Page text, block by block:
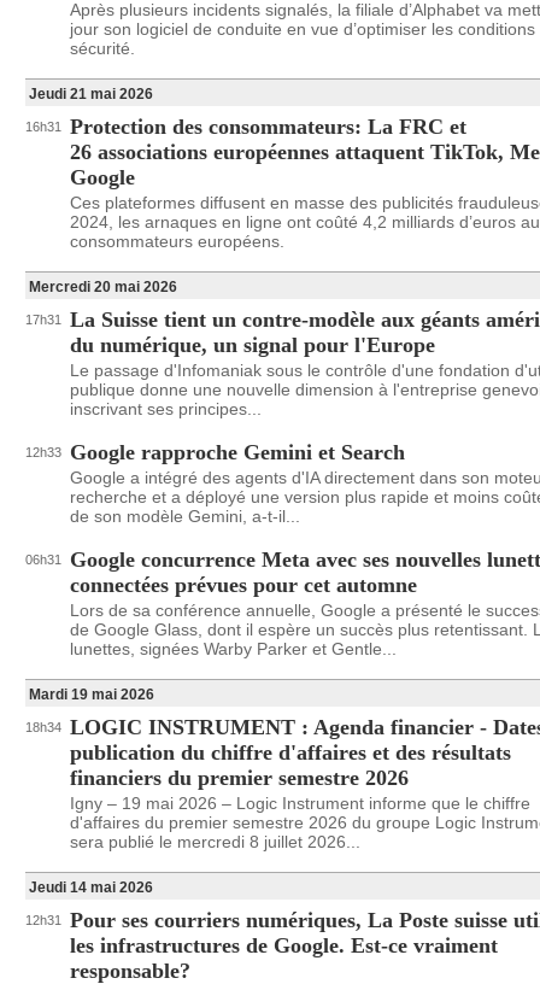
Après plusieurs incidents signalés, la filiale d’Alphabet va
jour son logiciel de conduite en vue d’optimiser les conditions
sécurité.
Jeudi 21 mai 2026
16h31
Protection des consommateurs: La FRC et
26 associations européennes attaquent TikTok,
Google
Ces plateformes diffusent en masse des publicités
2024, les arnaques en ligne ont coûté 4,2 milliards d’euros
consommateurs européens.
Mercredi 20 mai 2026
17h31
La Suisse tient un contre-modèle aux géants
du numérique, un signal pour l'Europe
Le passage d'Infomaniak sous le contrôle d'une fondation
publique donne une nouvelle dimension à l'entreprise
inscrivant ses principes...
12h33 Google rapproche Gemini et Search
Google a intégré des agents d'IA directement dans son
recherche et a déployé une version plus rapide et moins
de son modèle Gemini, a-t-il...
06h31
Google concurrence Meta avec ses nouvelles
connectées prévues pour cet automne
Lors de sa conférence annuelle, Google a présenté le
de Google Glass, dont il espère un succès plus retentissant.
lunettes, signées Warby Parker et Gentle...
Mardi 19 mai 2026
18h34 LOGIC INSTRUMENT : Agenda financier -
publication du chiffre d'affaires et des résultats
financiers du premier semestre 2026
Igny – 19 mai 2026 – Logic Instrument informe que le chiffre
d'affaires du premier semestre 2026 du groupe Logic
sera publié le mercredi 8 juillet 2026...
Jeudi 14 mai 2026
12h31
Pour ses courriers numériques, La Poste suisse
les infrastructures de Google. Est-ce vraiment
responsable?